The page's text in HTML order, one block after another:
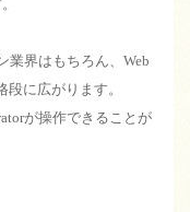
業界はもちろん、Web
に広がります。
が操作できることが